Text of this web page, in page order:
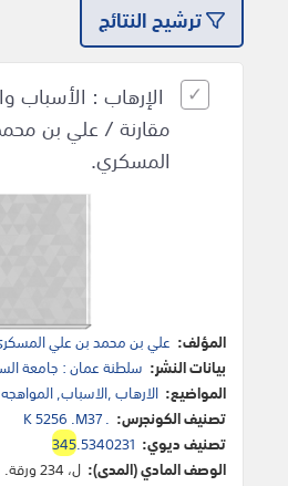
ترشيح النتائج
الإرهاب : الأسباب
مقارنة / علي بن
المسكري.
المؤلف: علي بن محمد بن علي
بيانات النشر: سلطنة عمان : جامعة
المواضيع: الارهاب ,الاسباب, المواهجه
تصنيف الكونجرس: K 5256 .M37 .
تصنيف ديوي:
345.5340231
الوصف المادي (المدى): ل، 234 ورقة.